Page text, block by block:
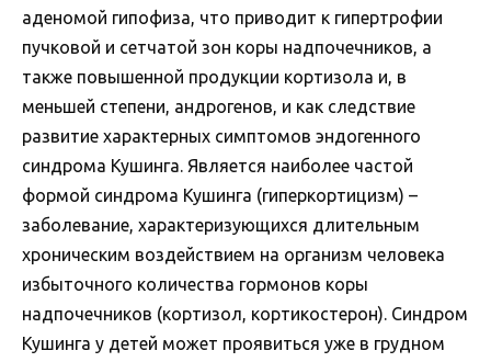
аденомой гипофиза, что приводит к гипертрофии
пучковой и сетчатой зон коры надпочечников, а
также повышенной продукции кортизола и, в
меньшей степени, андрогенов, и как следствие
развитие характерных симптомов эндогенного
синдрома Кушинга. Является наиболее частой
формой синдрома Кушинга (гиперкортицизм) –
заболевание, характеризующихся длительным
хроническим воздействием на организм человека
избыточного количества гормонов коры
надпочечников (кортизол, кортикостерон). Синдром
Кушинга у детей может проявиться уже в грудном